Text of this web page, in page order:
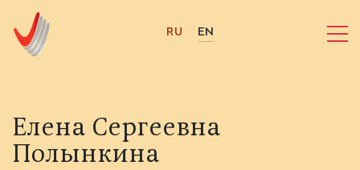
RU EN
Елена Сергеевна
Полынкина